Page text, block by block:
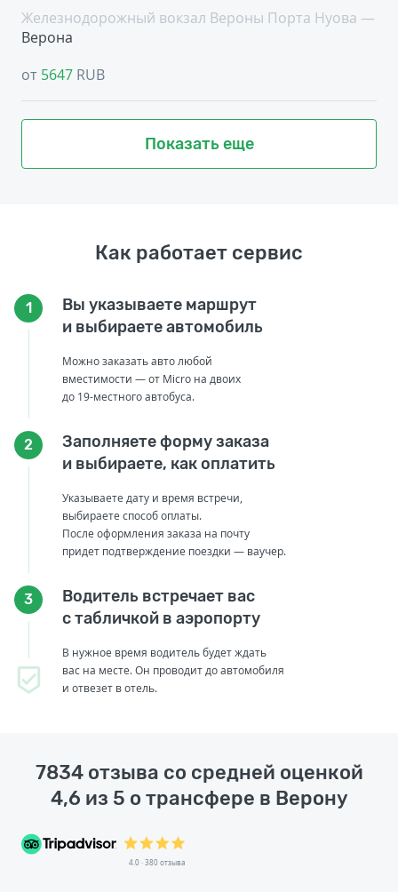
Железнодорожный вокзал Вероны Порта Нуова —
Верона
от 5647 RUB
Показать еще
Как работает сервис
1
Вы указываете маршрут
и выбираете автомобиль
Можно заказать авто любой
вместимости — от Micro на двоих
до 19-местного автобуса.
2
Заполняете форму заказа
и выбираете, как оплатить
Указываете дату и время встречи,
выбираете способ оплаты.
После оформления заказа на почту
придет подтверждение поездки — ваучер.
3
Водитель встречает вас
с табличкой в аэропорту
В нужное время водитель будет ждать
вас на месте. Он проводит до автомобиля
и отвезет в отель.
7834 отзыва со средней оценкой
4,6 из 5 о трансфере в Верону
4.0 · 380 отзыва